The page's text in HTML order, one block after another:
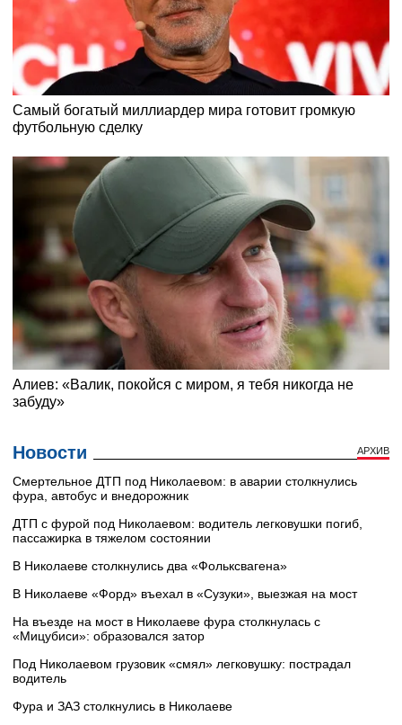
Новости АРХИВ
Смертельное ДТП под Николаевом: в аварии столкнулись
фура, автобус и внедорожник
ДТП с фурой под Николаевом: водитель легковушки погиб,
пассажирка в тяжелом состоянии
В Николаеве столкнулись два «Фольксвагена»
В Николаеве «Форд» въехал в «Сузуки», выезжая на мост
На въезде на мост в Николаеве фура столкнулась с
«Мицубиси»: образовался затор
Под Николаевом грузовик «смял» легковушку: пострадал
водитель
Фура и ЗАЗ столкнулись в Николаеве